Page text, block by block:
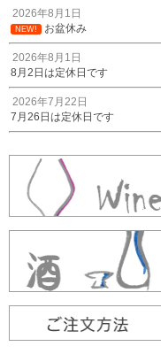
2026年8月1日
NEW! お盆休み
2026年8月1日
8月2日は定休日です
2026年7月22日
7月26日は定休日です